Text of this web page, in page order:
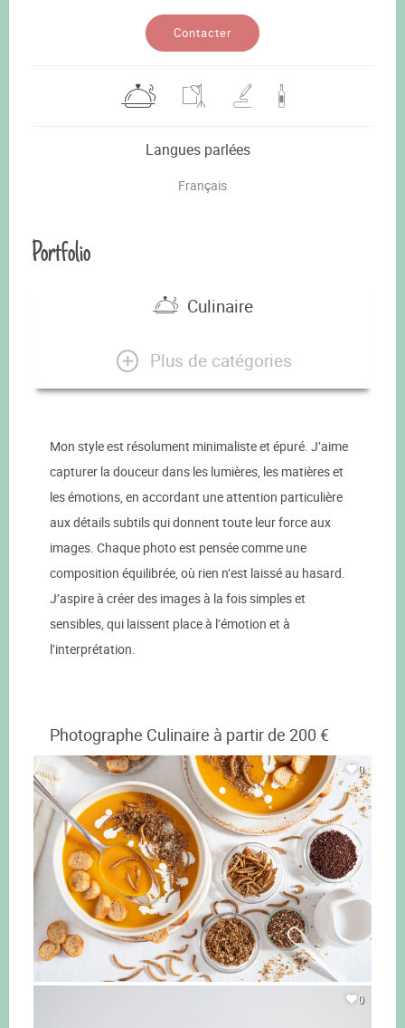
Contacter
Langues parlées
Français
Portfolio
Culinaire
Plus de catégories
Mon style est résolument minimaliste et épuré. J’aime
capturer la douceur dans les lumières, les matières et
les émotions, en accordant une attention particulière
aux détails subtils qui donnent toute leur force aux
images. Chaque photo est pensée comme une
composition équilibrée, où rien n’est laissé au hasard.
J’aspire à créer des images à la fois simples et
sensibles, qui laissent place à l’émotion et à
l’interprétation.
Photographe Culinaire à partir de 200 €
0
0